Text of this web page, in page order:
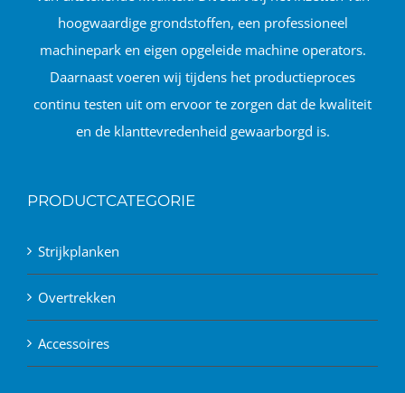
hoogwaardige grondstoffen, een professioneel
machinepark en eigen opgeleide machine operators.
Daarnaast voeren wij tijdens het productieproces
continu testen uit om ervoor te zorgen dat de kwaliteit
en de klanttevredenheid gewaarborgd is.
PRODUCTCATEGORIE
Strijkplanken
Overtrekken
Accessoires